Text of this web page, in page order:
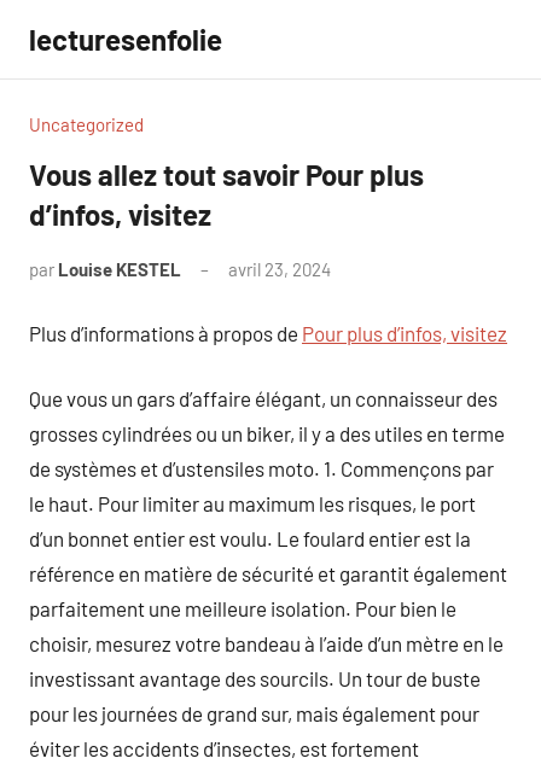
contenu
lecturesenfolie
Uncategorized
Vous allez tout savoir Pour plus
d’infos, visitez
par Louise KESTEL avril 23, 2024
Plus d’informations à propos de Pour plus d’infos, visitez
Que vous un gars d’affaire élégant, un connaisseur des
grosses cylindrées ou un biker, il y a des utiles en terme
de systèmes et d’ustensiles moto. 1. Commençons par
le haut. Pour limiter au maximum les risques, le port
d’un bonnet entier est voulu. Le foulard entier est la
référence en matière de sécurité et garantit également
parfaitement une meilleure isolation. Pour bien le
choisir, mesurez votre bandeau à l’aide d’un mètre en le
investissant avantage des sourcils. Un tour de buste
pour les journées de grand sur, mais également pour
éviter les accidents d’insectes, est fortement